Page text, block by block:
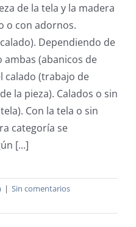
de la tela y la madera
o con adornos.
Dependiendo de
ambas (abanicos de
calado (trabajo de
la pieza). Calados o sin
Con la tela o sin
categoría se
[...]
| Sin comentarios